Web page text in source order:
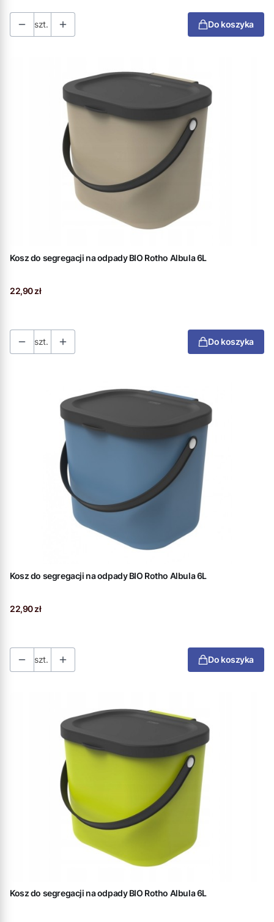
szt. Do koszyka
Kosz do segregacji na odpady BIO Rotho Albula 6L
Cena
22,90 zł
szt. Do koszyka
Kosz do segregacji na odpady BIO Rotho Albula 6L
Cena
22,90 zł
szt. Do koszyka
Kosz do segregacji na odpady BIO Rotho Albula 6L